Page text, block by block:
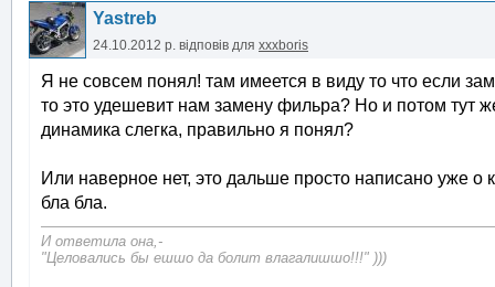
Yastreb
24.10.2012 р. відповів для xxxboris
Я не совсем понял! там имеется в виду то что если
то это удешевит нам замену фильра? Но и потом тут
динамика слегка, правильно я понял?
Или наверное нет, это дальше просто написано уже о
бла бла.
И ответила она,-
"Целовались бы ешшо да болит влагалишшо!!!" )))